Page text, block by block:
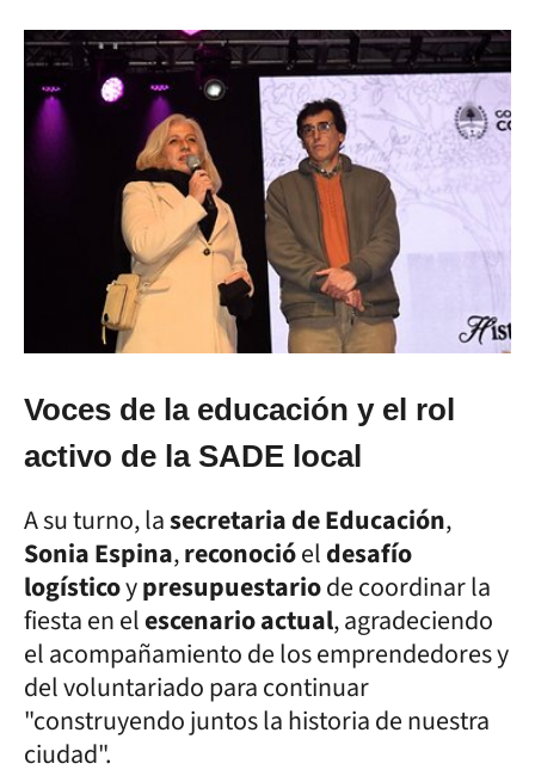
Voces de la educación y el rol
activo de la SADE local
A su turno, lasecretaria de Educación,
Sonia Espina,reconocióeldesafío
logísticoypresupuestariode coordinar la
fiesta en elescenario actual, agradeciendo
el acompañamiento de los emprendedores y
del voluntariado para continuar
"construyendo juntos la historia de nuestra
ciudad".